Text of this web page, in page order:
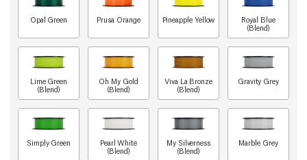
Opal Green Prusa Orange Pineapple Yellow
Royal Blue
(Blend)
Lime Green
(Blend)
Oh My Gold
(Blend)
Viva La Bronze
(Blend)
Gravity Grey
Simply Green
Pearl White
(Blend)
My Silverness
(Blend)
Marble Grey